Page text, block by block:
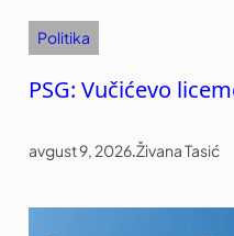
Politika
PSG: Vučićevo
avgust 9, 2026.Živana Tasić